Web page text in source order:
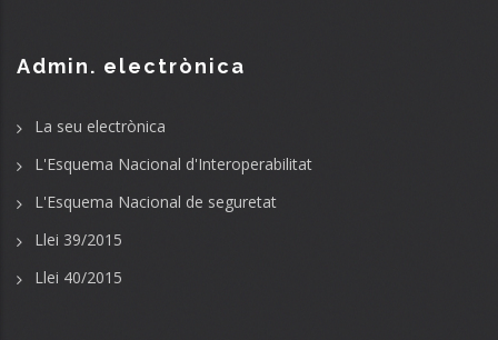
Admin. electrònica
La seu electrònica
L'Esquema Nacional d'Interoperabilitat
L'Esquema Nacional de seguretat
Llei 39/2015
Llei 40/2015